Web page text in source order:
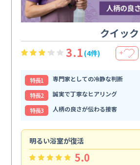
クイッ
3.1 (4件) ＋
特⻑1
専門家としての冷静な判断
特⻑2
誠実で丁寧なヒアリング
特⻑3
人柄の良さが伝わる接客
明るい浴室が復活
5.0